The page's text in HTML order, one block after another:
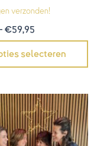
verzonden!
- €59,95
selecteren
Prijsklasse:
€39,95
tot
€59,95